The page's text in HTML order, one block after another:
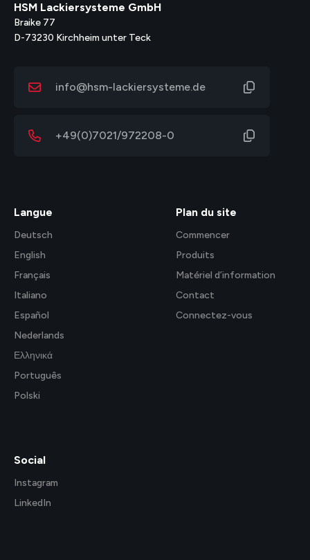
HSM Lackiersysteme GmbH
Braike 77
D-73230 Kirchheim unter Teck
info@hsm-lackiersysteme.de
+49(0)7021/972208-0
Langue
Deutsch
English
Français
Italiano
Español
Nederlands
Ελληνικά
Português
Polski
Plan du site
Commencer
Produits
Matériel d’information
Contact
Connectez-vous
Social
Instagram
LinkedIn